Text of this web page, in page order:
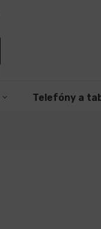
Telefóny a